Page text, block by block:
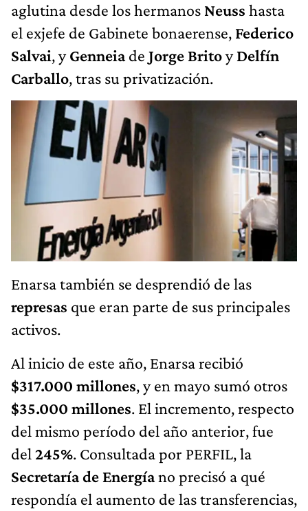
aglutina desde los hermanos Neuss hasta
el exjefe de Gabinete bonaerense, Federico
Salvai, yGenneiade Jorge BritoyDelfín
Carballo, tras su privatización.
Enarsa también se desprendió de las
represas que eran parte de sus principales
activos.
Al inicio de este año, Enarsa recibió
$317.000 millones, y en mayo sumó otros
$35.000 millones. El incremento, respecto
del mismo período del año anterior, fue
del 245%. Consultada por PERFIL, la
Secretaría de Energíano precisó a qué
respondía el aumento de las transferencias,